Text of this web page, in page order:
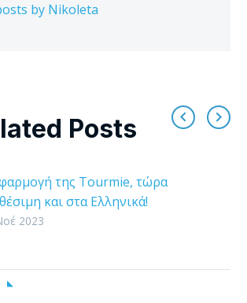
by Nikoleta
Posts
της Tourmie, τώρα
και στα Ελληνικά!
της Tourmie έγινε
να επιλέξετε τα
2023